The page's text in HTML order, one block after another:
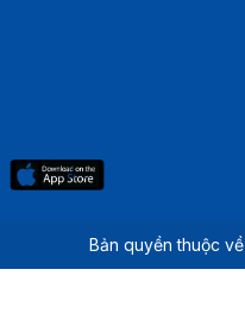
Bản quyền thuộc về